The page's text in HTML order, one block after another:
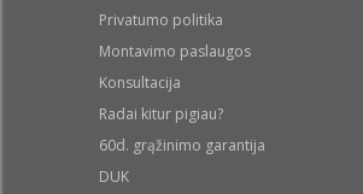
Privatumo politika
Montavimo paslaugos
Konsultacija
Radai kitur pigiau?
60d. grąžinimo garantija
DUK